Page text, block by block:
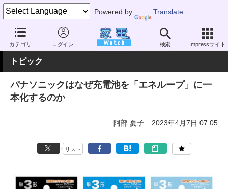
Powered by Translate
カテゴリ ログイン 検索 Impressサイト
家電 Watch 生活家電 電池・タップ 充電池
トピック
パナソニックはなぜ充電池を「エネループ」に一
本化するのか
阿部 夏子 2023年4月7日 07:05
リスト